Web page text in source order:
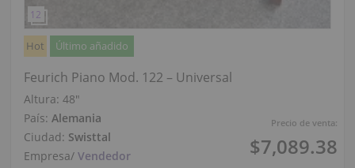
Precio de venta:
$7,089.38
Hot Último añadido
Feurich Piano Mod. 122 – Universal
Altura: 48″
País: Alemania
Ciudad: Swisttal
Empresa/ Vendedor